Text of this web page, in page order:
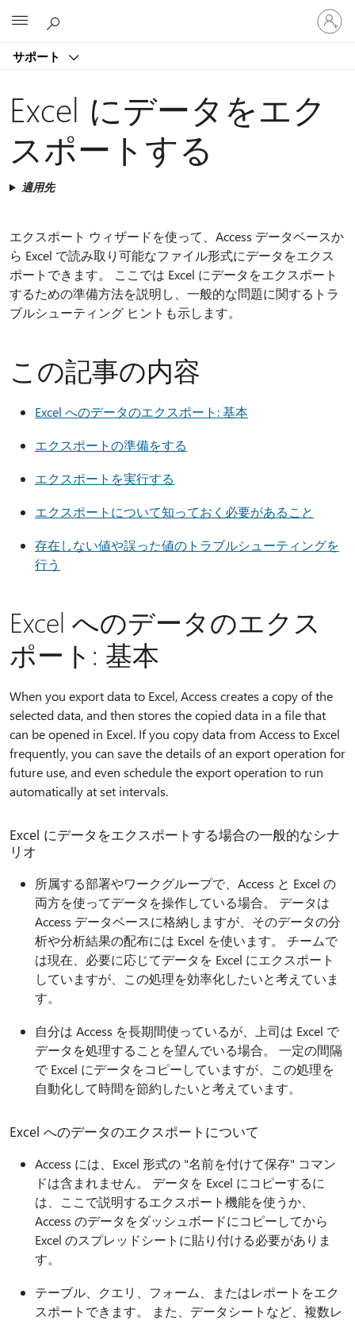
サポート
ア
カ
ウ
サ
Excel にデータをエク
スポートする
適用先
エクスポート ウィザードを使って、Access データベースか
ら Excel で読み取り可能なファイル形式にデータをエクス
ポートできます。 ここでは Excel にデータをエクスポート
するための準備方法を説明し、一般的な問題に関するトラ
ブルシューティング ヒントも示します。
この記事の内容
Excel へのデータのエクスポート: 基本
エクスポートの準備をする
エクスポートを実行する
エクスポートについて知っておく必要があること
存在しない値や誤った値のトラブルシューティングを
行う
Excel へのデータのエクス
ポート: 基本
When you export data to Excel, Access creates a copy of the
selected data, and then stores the copied data in a file that
can be opened in Excel. If you copy data from Access to Excel
frequently, you can save the details of an export operation for
future use, and even schedule the export operation to run
automatically at set intervals.
Excel にデータをエクスポートする場合の一般的なシナ
リオ
所属する部署やワークグループで、Access と Excel の
両方を使ってデータを操作している場合。 データは
Access データベースに格納しますが、そのデータの分
析や分析結果の配布には Excel を使います。 チームで
は現在、必要に応じてデータを Excel にエクスポート
していますが、この処理を効率化したいと考えていま
す。
自分は Access を長期間使っているが、上司は Excel で
データを処理することを望んでいる場合。 一定の間隔
で Excel にデータをコピーしていますが、この処理を
自動化して時間を節約したいと考えています。
Excel へのデータのエクスポートについて
Access には、Excel 形式の "名前を付けて保存" コマン
ドは含まれません。 データを Excel にコピーするに
は、ここで説明するエクスポート機能を使うか、
Access のデータをダッシュボードにコピーしてから
Excel のスプレッドシートに貼り付ける必要がありま
す。
テーブル、クエリ、フォーム、またはレポートをエク
スポートできます。 また、データシートなど、複数レ